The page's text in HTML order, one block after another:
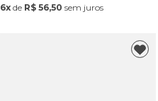
6x de R$ 56,50 sem juros